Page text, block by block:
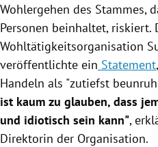
Wohlergehen des Stammes,
Personen beinhaltet, riskiert.
Wohltätigkeitsorganisation
veröffentlichte ein Statement
Handeln als "zutiefst
ist kaum zu glauben, dass
und idiotisch sein kann",
Direktorin der Organisation.